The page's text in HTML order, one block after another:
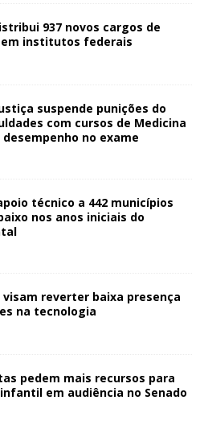
937 novos cargos de
institutos federais
suspende punições do
com cursos de Medicina
no exame
técnico a 442 municípios
nos anos iniciais do
reverter baixa presença
na tecnologia
pedem mais recursos para
em audiência no Senado